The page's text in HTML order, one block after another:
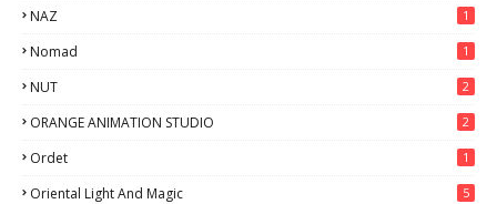
NAZ 1
Nomad 1
NUT 2
ORANGE ANIMATION STUDIO 2
Ordet 1
Oriental Light And Magic 5